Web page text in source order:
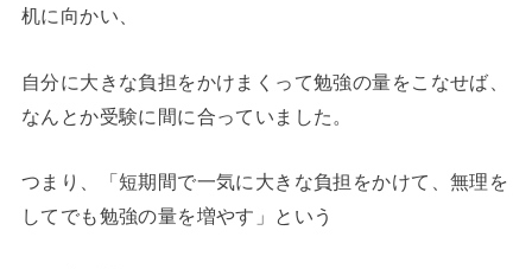
机に向かい、
自分に大きな負担をかけまくって勉強の量をこなせば、
なんとか受験に間に合っていました。
つまり、「短期間で一気に大きな負担をかけて、無理を
してでも勉強の量を増やす」という